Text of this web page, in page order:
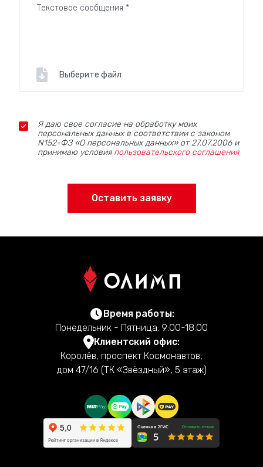
Выберите файл
Я даю свое согласие на обработку моих
персональных данных в соответствии с законом
N152-ФЗ «О персональных данных» от 27.07.2006 и
принимаю условия пользовательского соглашения
Оставить заявку
Время работы:
Понедельник - Пятница: 9:00-18:00
Клиентский офис:
Королёв, проспект Космонавтов,
дом 47/16 (ТК «Звёздный», 5 этаж)